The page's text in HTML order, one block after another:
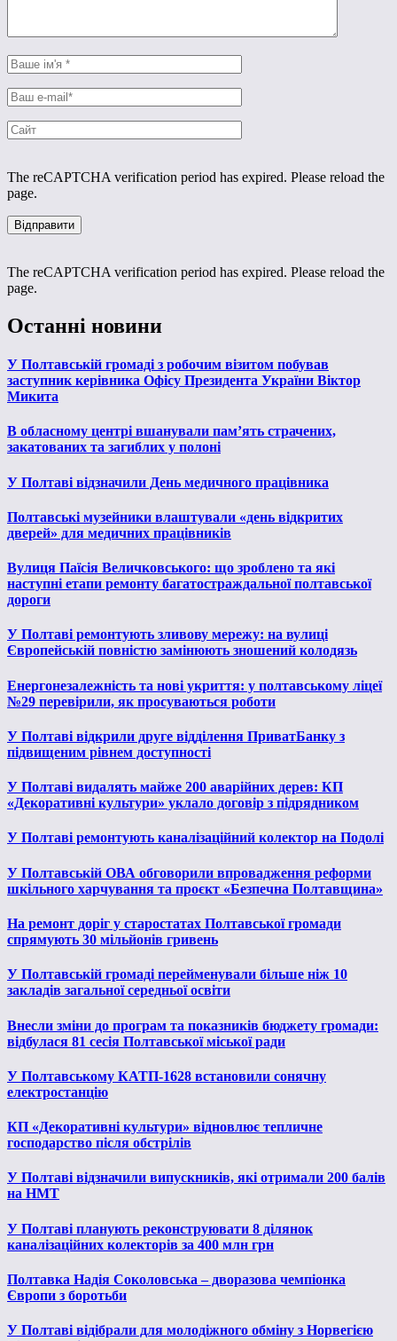
The reCAPTCHA verification period has expired. Please reload the
page.
The reCAPTCHA verification period has expired. Please reload the
page.
Останні новини
У Полтавській громаді з робочим візитом побував
заступник керівника Офісу Президента України Віктор
Микита
В обласному центрі вшанували пам’ять страчених,
закатованих та загиблих у полоні
У Полтаві відзначили День медичного працівника
Полтавські музейники влаштували «день відкритих
дверей» для медичних працівників
Вулиця Паїсія Величковського: що зроблено та які
наступні етапи ремонту багатостраждальної полтавської
дороги
У Полтаві ремонтують зливову мережу: на вулиці
Європейській повністю замінюють зношений колодязь
Енергонезалежність та нові укриття: у полтавському ліцеї
№29 перевірили, як просуваються роботи
У Полтаві відкрили друге відділення ПриватБанку з
підвищеним рівнем доступності
У Полтаві видалять майже 200 аварійних дерев: КП
«Декоративні культури» уклало договір з підрядником
У Полтаві ремонтують каналізаційний колектор на Подолі
У Полтавській ОВА обговорили впровадження реформи
шкільного харчування та проєкт «Безпечна Полтавщина»
На ремонт доріг у старостатах Полтавської громади
спрямують 30 мільйонів гривень
У Полтавській громаді перейменували більше ніж 10
закладів загальної середньої освіти
Внесли зміни до програм та показників бюджету громади:
відбулася 81 сесія Полтавської міської ради
У Полтавському КАТП-1628 встановили сонячну
електростанцію
КП «Декоративні культури» відновлює тепличне
господарство після обстрілів
У Полтаві відзначили випускників, які отримали 200 балів
на НМТ
У Полтаві планують реконструювати 8 ділянок
каналізаційних колекторів за 400 млн грн
Полтавка Надія Соколовська – дворазова чемпіонка
Європи з боротьби
У Полтаві відібрали для молодіжного обміну з Норвегією